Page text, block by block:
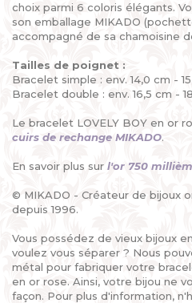
choix parmi 6 coloris élégants.
son emballage MIKADO
accompagné de sa chamoisine
Tailles de poignet :
Bracelet simple : env. 14,0 cm -
Bracelet double : env. 16,5 cm -
Le bracelet LOVELY BOY en or
cuirs de rechange MIKADO.
En savoir plus sur l'or 750
© MIKADO - Créateur de bijoux
depuis 1996.
Vous possédez de vieux bijoux
voulez vous séparer ? Nous
métal pour fabriquer votre
en or rose. Ainsi, votre bijou ne
façon. Pour plus d'information,